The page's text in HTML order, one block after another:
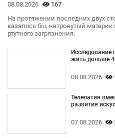
08.08.2026
167
На протяжении последних двух
казалось бы, нетронутый
ртутного загрязнения.
Исследование
жить дольше
08.08.2026
Телепатия
развития
07.08.2026